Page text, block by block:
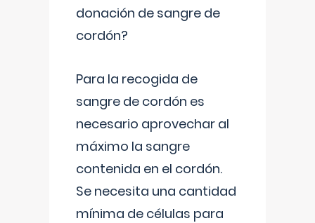
donación de sangre de
cordón?
Para la recogida de
sangre de cordón es
necesario aprovechar al
máximo la sangre
contenida en el cordón.
Se necesita una cantidad
mínima de células para